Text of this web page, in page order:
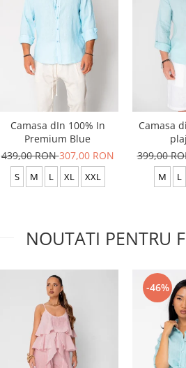
Camasa dIn 100% In
Premium Blue
439,00 RON307,00 RON
S M L XL XXL
Camasa
399,00
M L
NOUTATI PENTRU
-46%